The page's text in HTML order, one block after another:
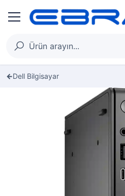
Dell Bilgisayar